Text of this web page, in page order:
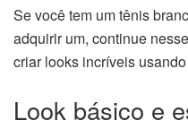
Se você tem um tênis
adquirir um, continue
criar looks incríveis
Look básico e